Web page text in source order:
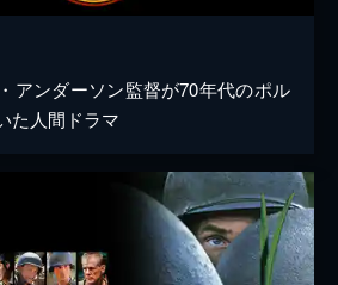
アンダーソン監督が70年代のポル
た人間ドラマ